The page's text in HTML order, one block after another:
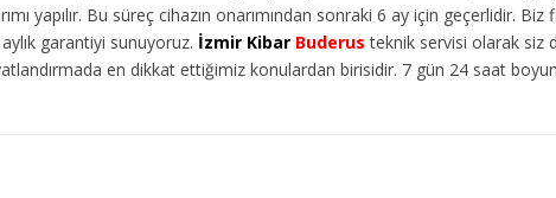
yapılır. Bu süreç cihazın onarımından sonraki 6 ay için geçerlidir.
garantiyi sunuyoruz. İzmir Kibar Buderus teknik servisi olarak siz
en dikkat ettiğimiz konulardan birisidir. 7 gün 24 saat